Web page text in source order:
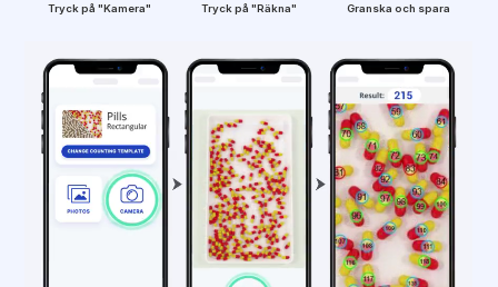
Tryck på "Kamera" Tryck på "Räkna" Granska och spara